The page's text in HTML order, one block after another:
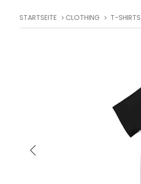
STARTSEITE CLOTHING T-SHIRTS